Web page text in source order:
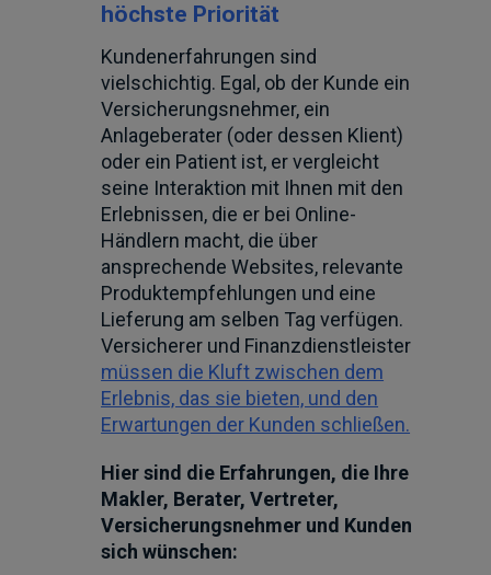
höchste Priorität
Kundenerfahrungen sind
vielschichtig. Egal, ob der Kunde ein
Versicherungsnehmer, ein
Anlageberater (oder dessen Klient)
oder ein Patient ist, er vergleicht
seine Interaktion mit Ihnen mit den
Erlebnissen, die er bei Online-
Händlern macht, die über
ansprechende Websites, relevante
Produktempfehlungen und eine
Lieferung am selben Tag verfügen.
Versicherer und Finanzdienstleister
müssen die Kluft zwischen dem
Erlebnis, das sie bieten, und den
Erwartungen der Kunden schließen.
Hier sind die Erfahrungen, die Ihre
Makler, Berater, Vertreter,
Versicherungsnehmer und Kunden
sich wünschen: